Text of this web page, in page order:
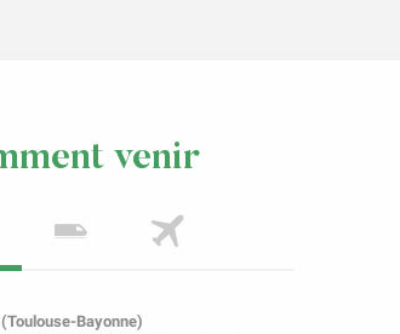
venir
Bayonne)